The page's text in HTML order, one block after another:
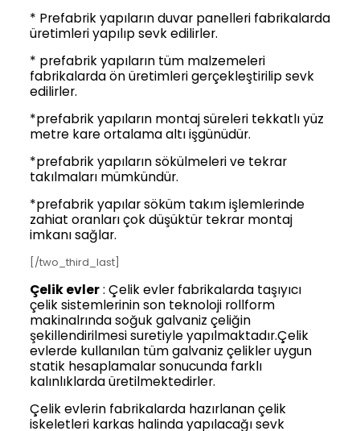
* Prefabrik yapıların duvar panelleri fabrikalarda
üretimleri yapılıp sevk edilirler.
* prefabrik yapıların tüm malzemeleri
fabrikalarda ön üretimleri gerçekleştirilip sevk
edilirler.
*prefabrik yapıların montaj süreleri tekkatlı yüz
metre kare ortalama altı işgünüdür.
*prefabrik yapıların sökülmeleri ve tekrar
takılmaları mümkündür.
*prefabrik yapılar söküm takım işlemlerinde
zahiat oranları çok düşüktür tekrar montaj
imkanı sağlar.
[/two_third_last]
Çelik evler: Çelik evler fabrikalarda taşıyıcı
çelik sistemlerinin son teknoloji rollform
makinalrında soğuk galvaniz çeliğin
şekillendirilmesi suretiyle yapılmaktadır.Çelik
evlerde kullanılan tüm galvaniz çelikler uygun
statik hesaplamalar sonucunda farklı
kalınlıklarda üretilmektedirler.
Çelik evlerin fabrikalarda hazırlanan çelik
iskeletleri karkas halinda yapılacağı sevk